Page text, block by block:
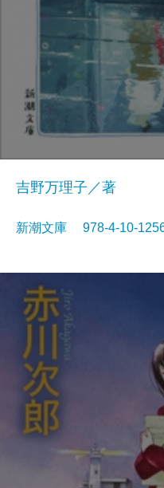
吉野万理子／著
新潮文庫 978-4-10-